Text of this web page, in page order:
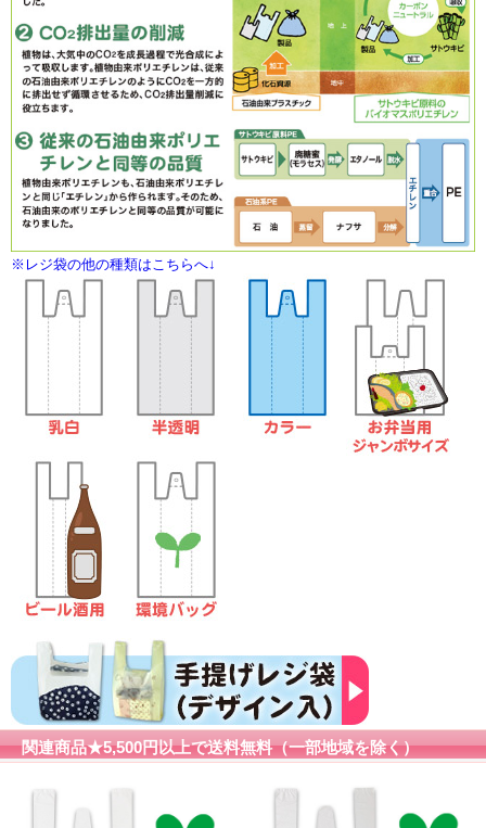
※レジ袋の他の種類はこちらへ↓
関連商品★5,500円以上で送料無料（一部地域を除く）